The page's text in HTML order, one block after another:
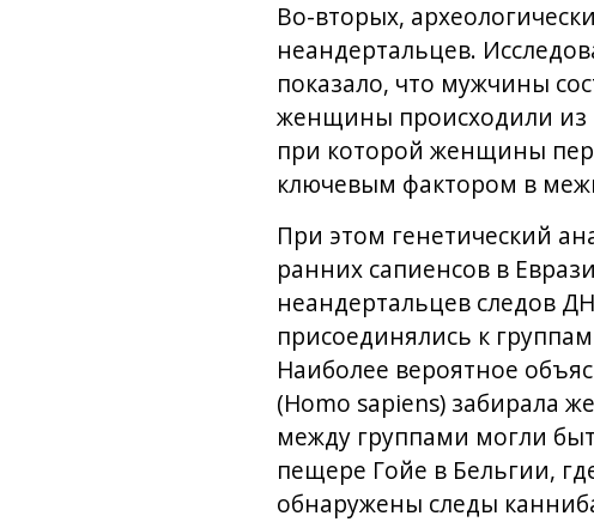
Во-вторых,
неандертальцев.
показало, что мужчины
женщины происходили из
при которой женщины
ключевым фактором в
При этом генетический
ранних сапиенсов в
неандертальцев следов
присоединялись к
Наиболее вероятное
(Homo sapiens) забирала
между группами могли
пещере Гойе в Бельгии,
обнаружены следы